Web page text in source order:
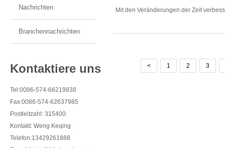
Nachrichten
Branchennachrichten
Kontaktiere uns
Tel:0086-574-66219838
Fax:0086-574-62637985
Postleitzahl: 315400
Kontakt: Weng Keqing
Telefon:13429261888
Mit den Veränderungen der Zeit
< 1 2 3